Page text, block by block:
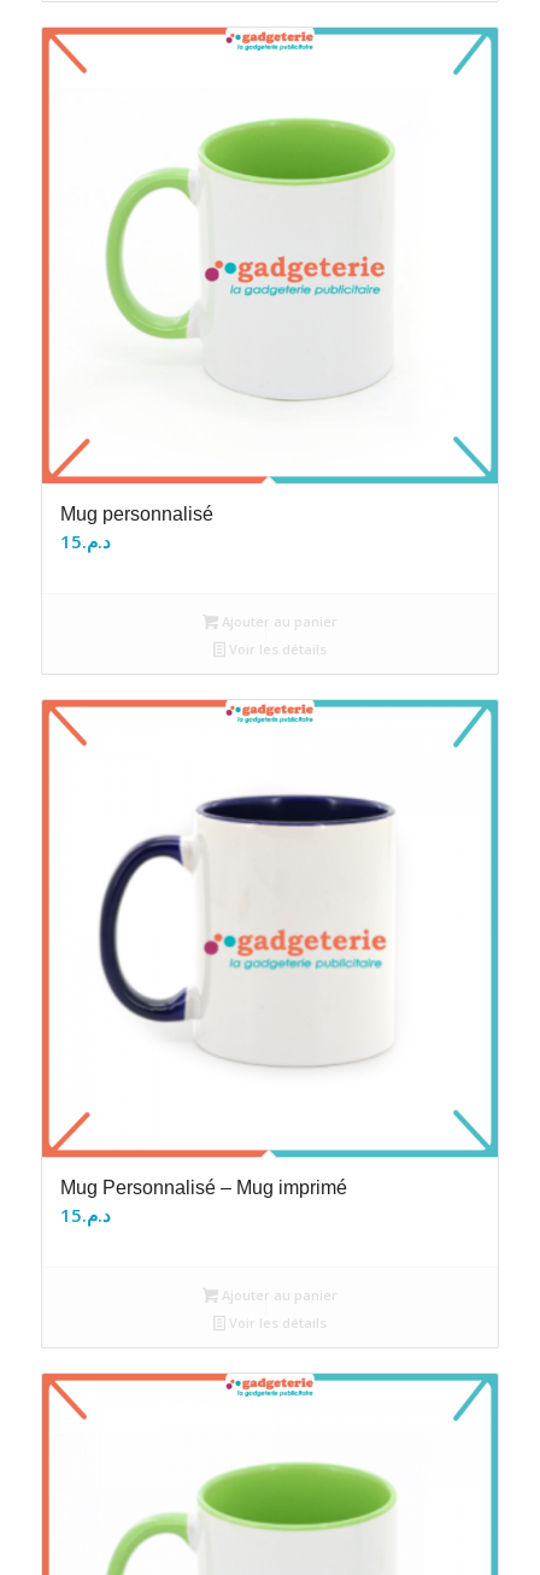
Mug personnalisé
د.م.15
Ajouter au panier
Voir les détails
Mug Personnalisé – Mug imprimé
د.م.15
Ajouter au panier
Voir les détails